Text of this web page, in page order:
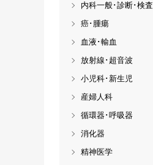
内科一般･診断･検査
癌･腫瘍
血液･輸血
放射線･超音波
小児科･新生児
産婦人科
循環器･呼吸器
消化器
精神医学